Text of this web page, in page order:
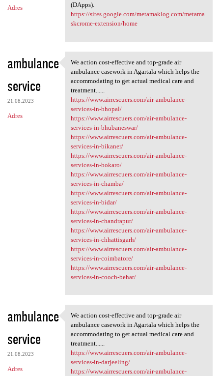
Adres
(DApps).
https://sites.google.com/metamaklog.com/metama
skcrome-extension/home
ambulance
service
21.08.2023
Adres
We action cost-effective and
We action cost-effective and top-grade air
ambulance casework in Agartala which helps the
accommodating to get actual medical care and
treatment......
https://www.airrescuers.com/air-ambulance-
services-in-bhopal/
https://www.airrescuers.com/air-ambulance-
services-in-bhubaneswar/
https://www.airrescuers.com/air-ambulance-
services-in-bikaner/
https://www.airrescuers.com/air-ambulance-
services-in-bokaro/
https://www.airrescuers.com/air-ambulance-
services-in-chamba/
https://www.airrescuers.com/air-ambulance-
services-in-bidar/
https://www.airrescuers.com/air-ambulance-
services-in-chandrapur/
https://www.airrescuers.com/air-ambulance-
services-in-chhattisgarh/
https://www.airrescuers.com/air-ambulance-
services-in-coimbatore/
https://www.airrescuers.com/air-ambulance-
services-in-cooch-behar/
ambulance
service
21.08.2023
Adres
We action cost-effective and
We action cost-effective and top-grade air
ambulance casework in Agartala which helps the
accommodating to get actual medical care and
treatment......
https://www.airrescuers.com/air-ambulance-
services-in-darjeeling/
https://www.airrescuers.com/air-ambulance-